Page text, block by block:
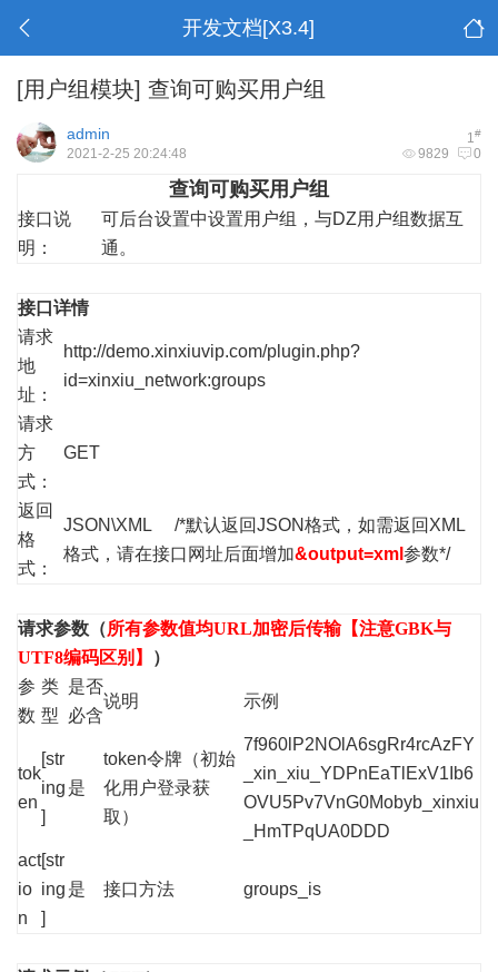
开发文档[X3.4]
[用户组模块] 查询可购买用户组
1#
admin
9829 0
2021-2-25 20:24:48
查询可购买用户组
接口说
明：
可后台设置中设置用户组，与DZ用户组数据互
通。
接口详情
请求
地
址：
http://demo.xinxiuvip.com/plugin.php?
id=xinxiu_network:groups
请求
方
式：
GET
返回
格
式：
JSON\XML /*默认返回JSON格式，如需返回XML
格式，请在接口网址后面增加&output=xml 参数*/
请求参数（所有参数值均URL加密后传输【注意GBK与
UTF8编码区别】
）
参
数
类
型
是否
必含
说明 示例
tok
en
[str
ing
]
是
token令牌（初始
化用户登录获
取）
7f960lP2NOlA6sgRr4rcAzFY
_xin_xiu_YDPnEaTlExV1Ib6
OVU5Pv7VnG0Mobyb_xinxiu
_HmTPqUA0DDD
act
io
n
[str
ing
]
是 接口方法 groups_is